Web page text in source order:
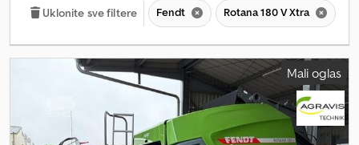
Uklonite sve filtere Fendt Rotana 180 V Xtra
Mali oglas